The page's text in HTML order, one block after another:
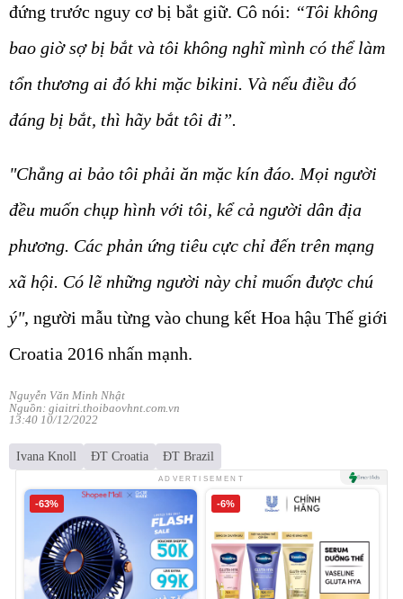
đứng trước nguy cơ bị bắt giữ. Cô nói: “Tôi không
bao giờ sợ bị bắt và tôi không nghĩ mình có thể làm
tổn thương ai đó khi mặc bikini. Và nếu điều đó
đáng bị bắt, thì hãy bắt tôi đi”.
"Chẳng ai bảo tôi phải ăn mặc kín đáo. Mọi người
đều muốn chụp hình với tôi, kể cả người dân địa
phương. Các phản ứng tiêu cực chỉ đến trên mạng
xã hội. Có lẽ những người này chỉ muốn được chú
ý", người mẫu từng vào chung kết Hoa hậu Thế giới
Croatia 2016 nhấn mạnh.
Nguyễn Văn Minh Nhật
Nguồn: giaitri.thoibaovhnt.com.vn
13:40 10/12/2022
Ivana Knoll ĐT Croatia ĐT Brazil
ADVERTISEMENT
-63% -6%